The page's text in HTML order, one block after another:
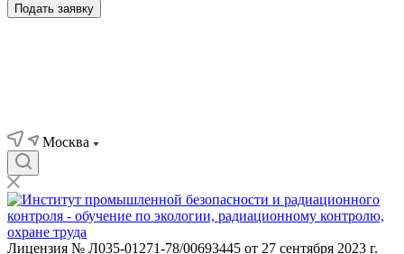
Подать заявку
Москва
Лицензия № Л035-01271-78/00693445 от 27 сентября 2023 г.